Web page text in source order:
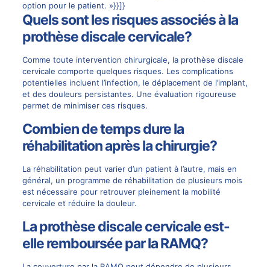
option pour le patient. »}}]}
Quels sont les risques associés à la
prothèse discale cervicale?
Comme toute intervention chirurgicale, la prothèse discale
cervicale comporte quelques risques. Les complications
potentielles incluent l’infection, le déplacement de l’implant,
et des douleurs persistantes. Une évaluation rigoureuse
permet de minimiser ces risques.
Combien de temps dure la
réhabilitation après la chirurgie?
La réhabilitation peut varier d’un patient à l’autre, mais en
général, un programme de réhabilitation de plusieurs mois
est nécessaire pour retrouver pleinement la mobilité
cervicale et réduire la douleur.
La prothèse discale cervicale est-
elle remboursée par la RAMQ?